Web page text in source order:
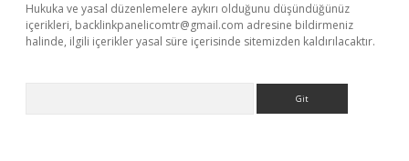
Hukuka ve yasal düzenlemelere aykırı olduğunu düşündüğünüz
içerikleri, backlinkpanelicomtr@gmail.com adresine bildirmeniz
halinde, ilgili içerikler yasal süre içerisinde sitemizden kaldırılacaktır.